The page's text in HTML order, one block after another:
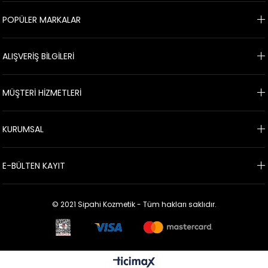
POPÜLER MARKALAR
ALIŞVERİŞ BİLGİLERİ
MÜŞTERİ HİZMETLERİ
KURUMSAL
E-BÜLTEN KAYIT
© 2021 Sipahi Kozmetik - Tüm hakları saklıdır.